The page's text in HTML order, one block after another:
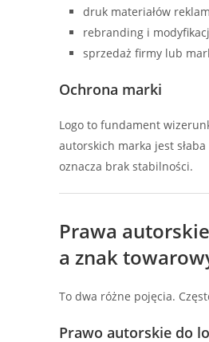
druk materiałów
rebranding i
sprzedaż firmy lub
Ochrona marki
Logo to fundament
autorskich marka jest
oznacza brak stabilności.
Prawa
a znak
To dwa różne pojęcia.
Prawo autorskie do